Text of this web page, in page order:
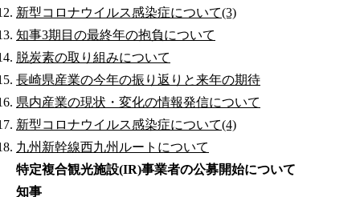
新型コロナウイルス感染症について(3)
知事3期目の最終年の抱負について
脱炭素の取り組みについて
長崎県産業の今年の振り返りと来年の期待
県内産業の現状・変化の情報発信について
新型コロナウイルス感染症について(4)
九州新幹線西九州ルートについて
特定複合観光施設(IR)事業者の公募開始について
知事